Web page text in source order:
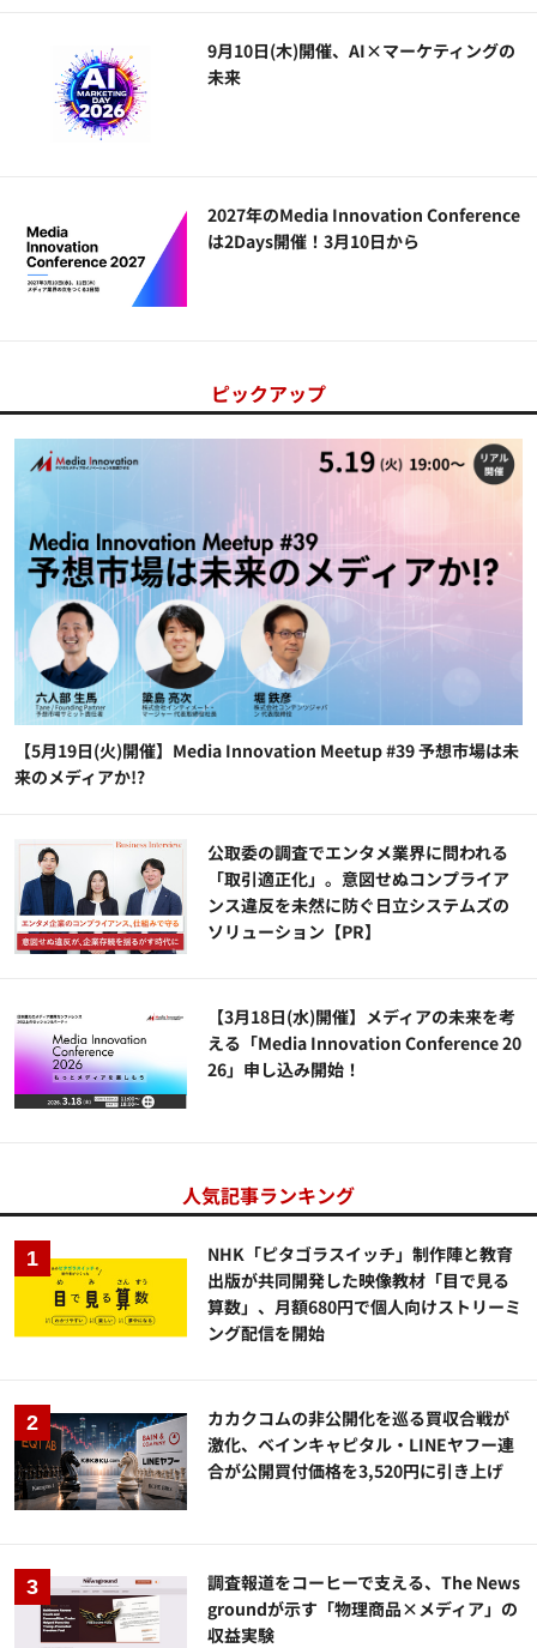
9月10日(木)開催、AI×マーケティングの
未来
2027年のMedia Innovation Conference
は2Days開催！3月10日から
ピックアップ
【5月19日(火)開催】Media Innovation Meetup #39 予想市場は未
来のメディアか!?
公​​取委の調査でエンタメ業界に問われる
「取引適正化」。意図せぬコンプライア
ンス違反を未然に防ぐ日立システムズの
ソリューション​【PR】
【3月18日(水)開催】メディアの未来を考
える「Media Innovation Conference 20
26」申し込み開始！
人気記事ランキング
NHK「ピタゴラスイッチ」制作陣と教育
出版が共同開発した映像教材「目で見る
算数」、月額680円で個人向けストリーミ
ング配信を開始
カカクコムの非公開化を巡る買収合戦が
激化、ベインキャピタル・LINEヤフー連
合が公開買付価格を3,520円に引き上げ
調査報道をコーヒーで支える、The News
groundが示す「物理商品×メディア」の
収益実験